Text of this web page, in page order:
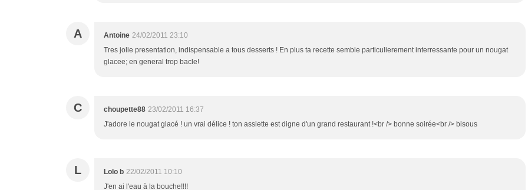
A Antoine 24/02/2011 23:10
Tres jolie presentation, indispensable a tous desserts ! En plus ta recette semble particulierement interressante pour un nougat
glacee; en general trop bacle!
C choupette88 23/02/2011 16:37
J'adore le nougat glacé ! un vrai délice ! ton assiette est digne d'un grand restaurant !<br /> bonne soirée<br /> bisous
L Lolo b 22/02/2011 10:10
J'en ai l'eau à la bouche!!!!